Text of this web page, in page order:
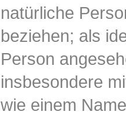
natürliche
beziehen; als
Person
insbesondere
wie einem